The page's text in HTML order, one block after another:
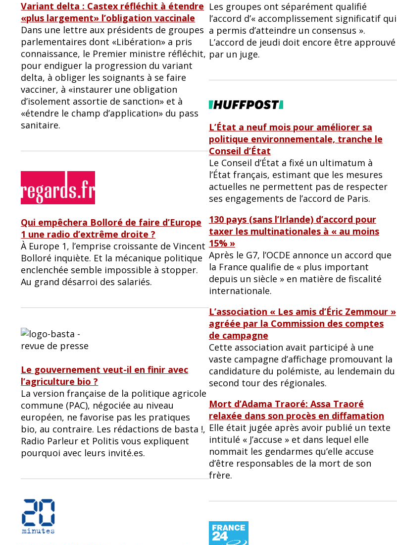
Variant delta : Castex réfléchit à étendre
«plus largement» l’obligation vaccinale
Dans une lettre aux présidents de groupes
parlementaires dont «Libération» a pris
connaissance, le Premier ministre réfléchit,
pour endiguer la progression du variant
delta, à obliger les soignants à se faire
vacciner, à «instaurer une obligation
d’isolement assortie de sanction» et à
«étendre le champ d’application» du pass
sanitaire.
Qui empêchera Bolloré de faire d’Europe
1 une radio d’extrême droite ?
À Europe 1, l’emprise croissante de Vincent
Bolloré inquiète. Et la mécanique politique
enclenchée semble impossible à stopper.
Au grand désarroi des salariés.
Le gouvernement veut-il en finir avec
l’agriculture bio ?
La version française de la politique agricole
commune (PAC), négociée au niveau
européen, ne favorise pas les pratiques
bio, au contraire. Les rédactions de basta !,
Radio Parleur et Politis vous expliquent
pourquoi avec leurs invité.es.
Les groupes ont séparément qualifié
l’accord d’« accomplissement significatif qui
a permis d’atteindre un consensus ».
L’accord de jeudi doit encore être approuvé
par un juge.
L’État a neuf mois pour améliorer sa
politique environnementale, tranche le
Conseil d’État
Le Conseil d’État a fixé un ultimatum à
l’État français, estimant que les mesures
actuelles ne permettent pas de respecter
ses engagements de l’accord de Paris.
130 pays (sans l’Irlande) d’accord pour
taxer les multinationales à « au moins
15% »
Après le G7, l’OCDE annonce un accord que
la France qualifie de « plus important
depuis un siècle » en matière de fiscalité
internationale.
L’association « Les amis d’Éric Zemmour »
agréée par la Commission des comptes
de campagne
Cette association avait participé à une
vaste campagne d’affichage promouvant la
candidature du polémiste, au lendemain du
second tour des régionales.
Mort d’Adama Traoré: Assa Traoré
relaxée dans son procès en diffamation
Elle était jugée après avoir publié un texte
intitulé « J’accuse » et dans lequel elle
nommait les gendarmes qu’elle accuse
d’être responsables de la mort de son
frère.